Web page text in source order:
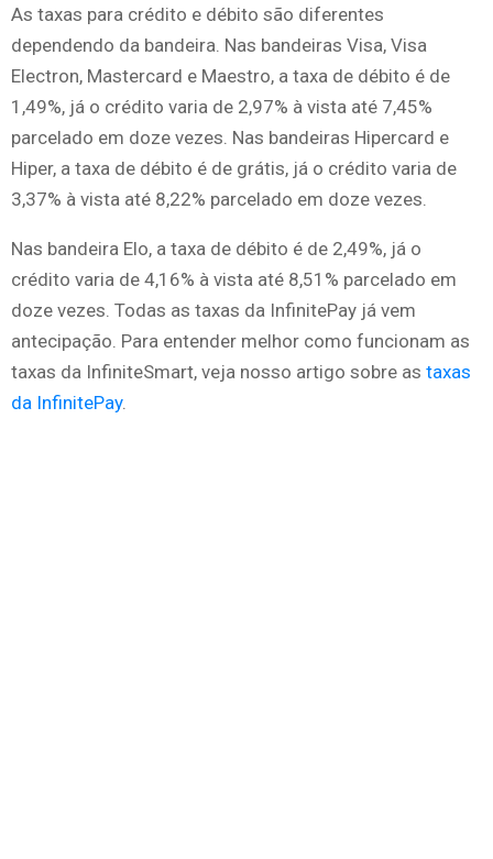
As taxas para crédito e débito são diferentes
dependendo da bandeira. Nas bandeiras Visa, Visa
Electron, Mastercard e Maestro, a taxa de débito é de
1,49%, já o crédito varia de 2,97% à vista até 7,45%
parcelado em doze vezes. Nas bandeiras Hipercard e
Hiper, a taxa de débito é de grátis, já o crédito varia de
3,37% à vista até 8,22% parcelado em doze vezes.
Nas bandeira Elo, a taxa de débito é de 2,49%, já o
crédito varia de 4,16% à vista até 8,51% parcelado em
doze vezes. Todas as taxas da InfinitePay já vem
antecipação. Para entender melhor como funcionam as
taxas da InfiniteSmart, veja nosso artigo sobre as taxas
da InfinitePay.